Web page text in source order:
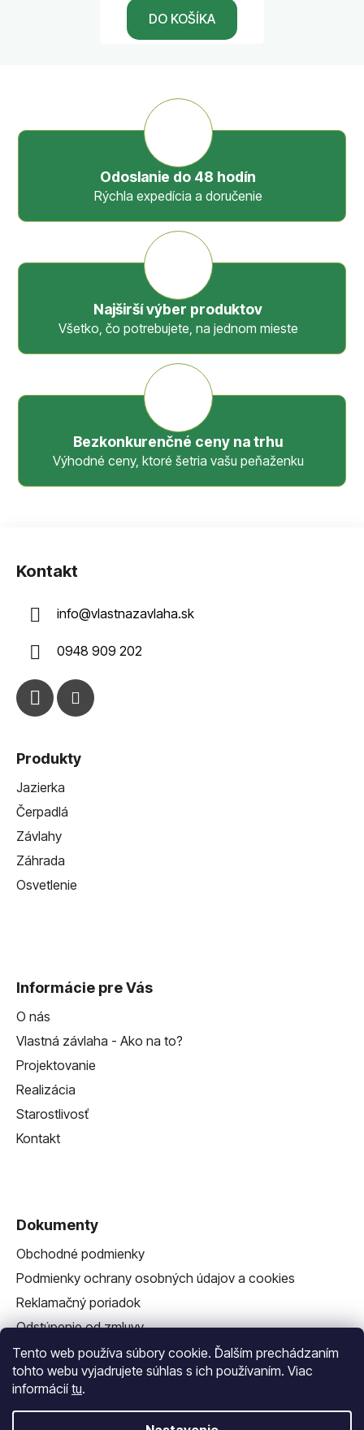
Tento web používa súbory cookie. Ďalším prechádzaním
tohto webu vyjadrujete súhlas s ich používaním. Viac
informácií tu.
sekcií, plast.
skrinka, externá
DO KOŠÍKA
Odoslanie do 48 hodín
Rýchla expedícia a doručenie
Najširší výber produktov
Všetko, čo potrebujete, na jednom mieste
Bezkonkurenčné ceny na trhu
Výhodné ceny, ktoré šetria vašu peňaženku
Kontakt
info@vlastnazavlaha.sk
0948 909 202
Produkty
Jazierka
Čerpadlá
Závlahy
Záhrada
Osvetlenie
Informácie pre Vás
O nás
Vlastná závlaha - Ako na to?
Projektovanie
Realizácia
Starostlivosť
Kontakt
Dokumenty
Obchodné podmienky
Podmienky ochrany osobných údajov a cookies
Reklamačný poriadok
Odstúpenie od zmluvy
Reklamačný formulár